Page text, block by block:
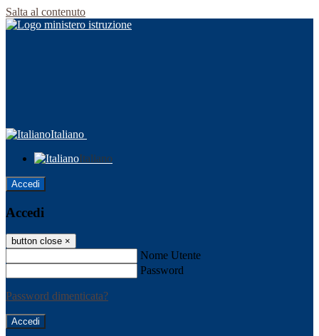
Salta al contenuto
Italiano
Italiano
Accedi
Accedi
button close ×
Nome Utente
Password
Password dimenticata?